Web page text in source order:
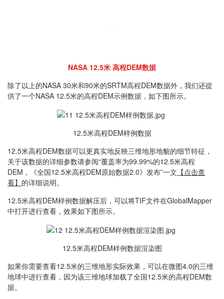
NASA 12.5米 高程DEM数据
除了以上的NASA 30米和90米的SRTM高程DEM数据外，我们还提
供了一个NASA 12.5米的高程DEM示例数据，如下图所示。
12.5米高程DEM样例数据
12.5米高程DEM数据可以更真实地反映三维地形地貌的细节特征，
关于该数据的详细参数请参阅“覆盖率为99.99%的12.5米高程
DEM，《全国12.5米高程DEM原始数据2.0》发布”一文 【点击查
看】 的详细说明。
12.5米高程DEM样例数据解压后，可以将TIF文件在GlobalMapper
中打开进行查看，效果如下图所示。
12.5米高程DEM样例数据渲染图
如果你需要查看12.5米的三维地形实际效果，可以在微图4.0的三维
地球中进行查看，因为该三维地球加载了全国12.5米的高程DEM数
据。